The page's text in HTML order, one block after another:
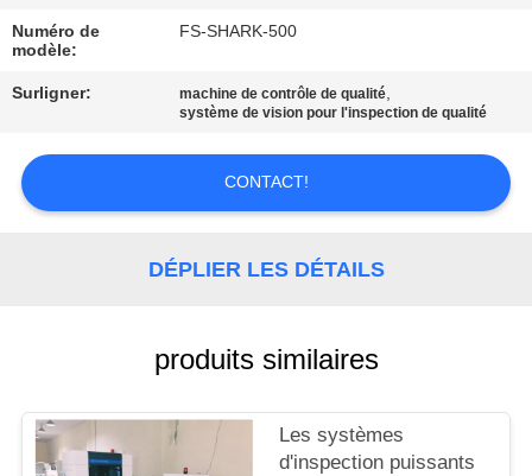
CONTACTEZ-
NOUS
DEMANDEZ
DU
SITE
Numéro de
modèle:
FS-SHARK-500
Surligner: machine de contrôle de qualité,
système de vision pour l'inspection de qualité
CONTACT!
DÉPLIER LES DÉTAILS
produits similaires
Les systèmes
d'inspection puissants